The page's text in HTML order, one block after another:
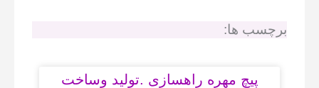
برچسب ها:
پیچ مهره راهسازی .تولید وساخت